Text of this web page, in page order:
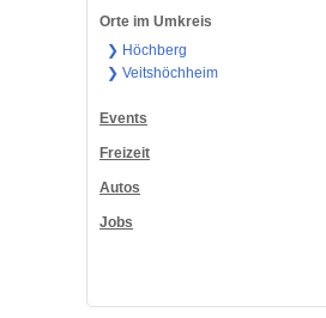
Orte im Umkreis
❯ Höchberg
❯ Veitshöchheim
Events
Freizeit
Autos
Jobs